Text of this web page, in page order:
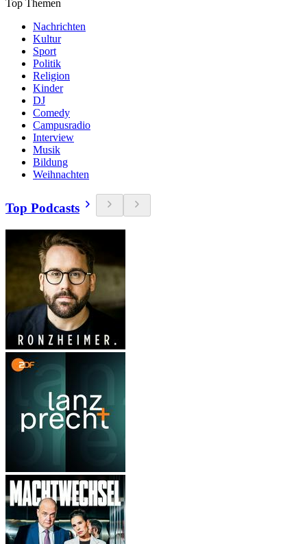
Top Themen
Nachrichten
Kultur
Sport
Politik
Religion
Kinder
DJ
Comedy
Campusradio
Interview
Musik
Bildung
Weihnachten
Top Podcasts